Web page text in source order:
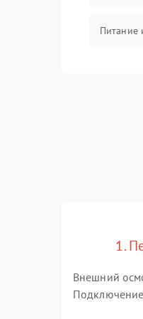
Питание
1.
Внешний
звуковых